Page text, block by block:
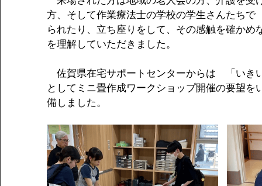
方、そして作業療法士の学校の学生さんたちで
られたり、立ち座りをして、その感触を確かめ
を理解していただきました。
佐賀県在宅サポートセンターからは　「いき
としてミニ畳作成ワークショップ開催の要望を
備しました。